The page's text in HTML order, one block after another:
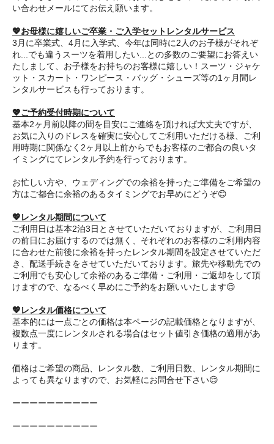
い合わせメールにてお伝え願います。
💖お母様に嬉しいご卒業・ご入学セットレンタルサービス
3月に卒業式、4月に入学式、今年は同時に2人のお子様がそれぞ
れ...でも違うスーツを着用したい...との多数のご要望にお答えい
たしまして、お子様をお持ちのお客様に嬉しい！スーツ・ジャケ
ット・スカート・ワンピース・バッグ・シューズ等の1ヶ月間レ
ンタルサービスも行っております。
💖ご予約受付時期について
基本2ヶ月前以降の間を目安にご連絡を頂ければ大丈夫ですが、
お気に入りのドレスを確実に安心してご利用いただける様、ご利
用時期に関係なく2ヶ月以上前からでもお客様のご都合の良いタ
イミングにてレンタル予約を行っております。
お忙しい方や、ウェディングでの余裕を持ったご準備をご希望の
方はご都合に余裕のあるタイミングでお早めにどうぞ😊
💖レンタル期間について
ご利用日は基本2泊3日とさせていただいておりますが、ご利用日
の前日にお届けするのでは無く、それぞれのお客様のご利用内容
に合わせた前後に余裕を持ったレンタル期間を設定させていただ
き、配送手続きをさせていただいております。旅先や移動先での
ご利用でも安心して余裕のあるご準備・ご利用・ご返却をして頂
けますので、なるべく早めにご予約をお願いいたします😌
💖レンタル価格について
基本的には一点ごとの価格は本ページの記載価格となりますが、
複数点一度にレンタルされる場合はセット値引き価格の適用があ
ります。
価格はご希望の商品、レンタル数、ご利用日数、レンタル期間に
よっても異なりますので、お気軽にお問合せ下さい😌
ーーーーーーーーーー
ーーーーーーーーーー